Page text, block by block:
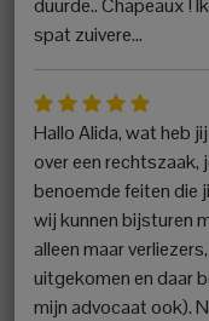
duurde.. Chapeaux !
spat zuivere...
Hallo Alida, wat heb
over een rechtszaak,
benoemde feiten die
wij kunnen bijsturen
alleen maar
uitgekomen en daar
mijn advocaat ook).